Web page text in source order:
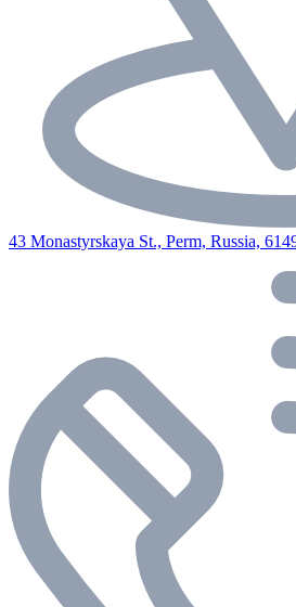
43 Monastyrskaya St., Perm, Russia,